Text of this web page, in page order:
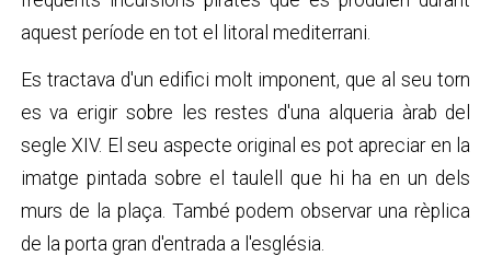
aquest període en tot el litoral mediterrani.
Es tractava d'un edifici molt imponent, que al seu torn
es va erigir sobre les restes d'una alqueria àrab del
segle XIV. El seu aspecte original es pot apreciar en la
imatge pintada sobre el taulell que hi ha en un dels
murs de la plaça. També podem observar una rèplica
de la porta gran d'entrada a l'església.